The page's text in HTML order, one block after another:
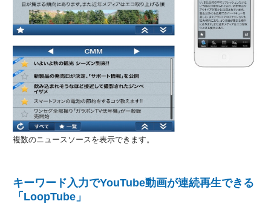
複数のニュースソースを表示できます。
キーワード入力でYouTube動画が連続再生できる
「LoopTube」